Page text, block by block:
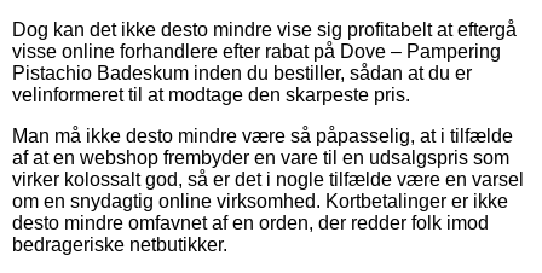
Dog kan det ikke desto mindre vise sig profitabelt at eftergå
visse online forhandlere efter rabat på Dove – Pampering
Pistachio Badeskum inden du bestiller, sådan at du er
velinformeret til at modtage den skarpeste pris.
Man må ikke desto mindre være så påpasselig, at i tilfælde
af at en webshop frembyder en vare til en udsalgspris som
virker kolossalt god, så er det i nogle tilfælde være en varsel
om en snydagtig online virksomhed. Kortbetalinger er ikke
desto mindre omfavnet af en orden, der redder folk imod
bedrageriske netbutikker.